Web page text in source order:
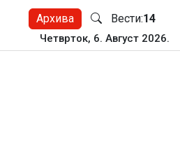
Архива Вести:14
Четврток, 6. Август 2026.